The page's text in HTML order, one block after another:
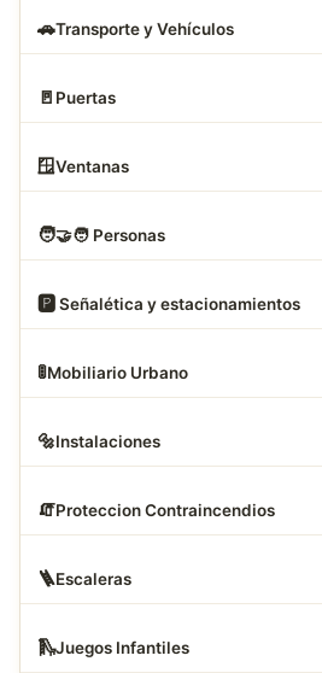
🚗Transporte y Vehículos
🚪 Puertas
🪟Ventanas
🧑‍🤝‍🧑 Personas
🅿️ Señalética y estacionamientos
🚦Mobiliario Urbano
🔩Instalaciones
🧯Proteccion Contraincendios
🪜Escaleras
🛝Juegos Infantiles